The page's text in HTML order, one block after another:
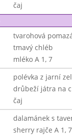
čaj
tvarohová
tmavý chléb
mléko A 1, 7
polévka z jarní
drůbeží játra na
čaj
dalamánek s
sherry rajče A 1, 7